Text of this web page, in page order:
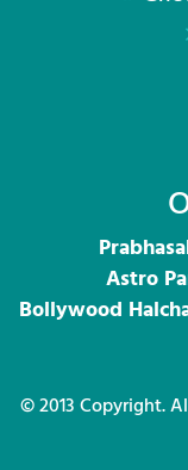
Astro
Bollywood
© 2013 Copyright.